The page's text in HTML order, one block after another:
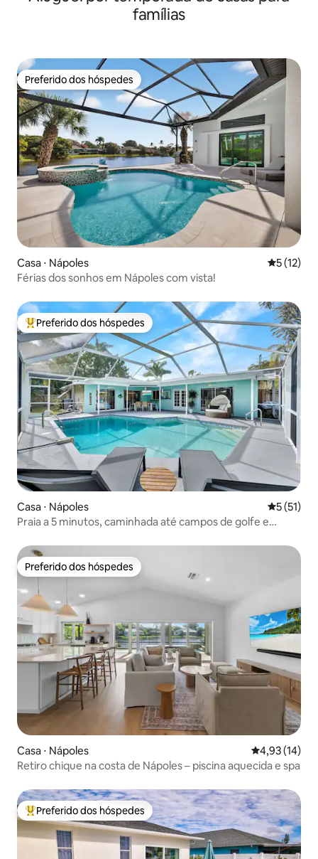
famílias
Preferido dos hóspedes
Preferido dos hóspedes
Casa ⋅ Nápoles 5 de uma
5 (12)
Férias dos sonhos em Nápoles com vista!
Entre os melhores preferidos dos hóspedes
Preferido dos hóspedes
Casa ⋅ Nápoles 5 de uma
5 (51)
Praia a 5 minutos, caminhada até campos de golfe e
Preferido dos hóspedes
Preferido dos hóspedes
Casa ⋅ Nápoles 4,93 de uma
4,93 (14)
Retiro chique na costa de Nápoles – piscina aquecida e spa
Entre os melhores preferidos dos hóspedes
Preferido dos hóspedes